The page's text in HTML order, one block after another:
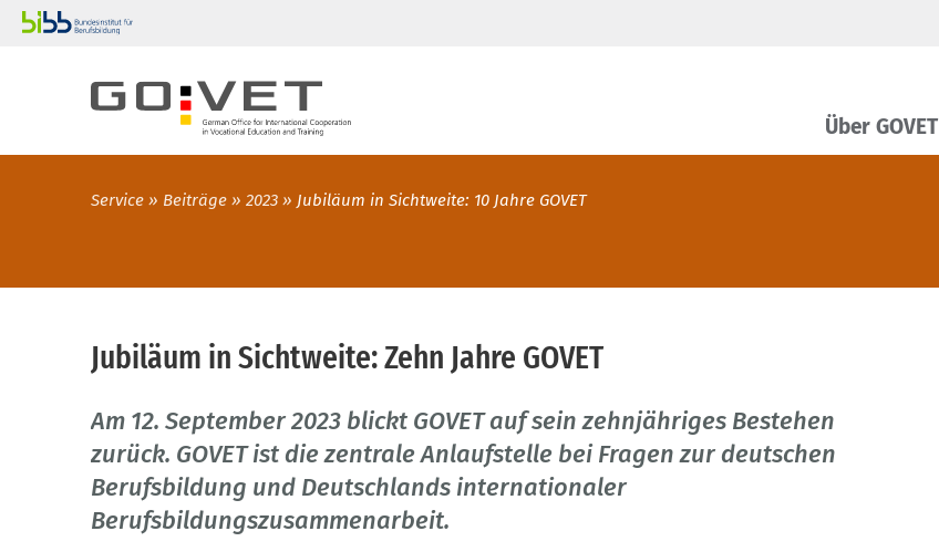
Über GOVET
Service Beiträge 2023 Jubiläum in Sichtweite: 10 Jahre GOVET
Jubiläum in Sichtweite: Zehn Jahre GOVET
Am 12. September 2023 blickt GOVET auf sein zehnjähriges Bestehen
zurück. GOVET ist die zentrale Anlaufstelle bei Fragen zur deutschen
Berufsbildung und Deutschlands internationaler
Berufsbildungszusammenarbeit.